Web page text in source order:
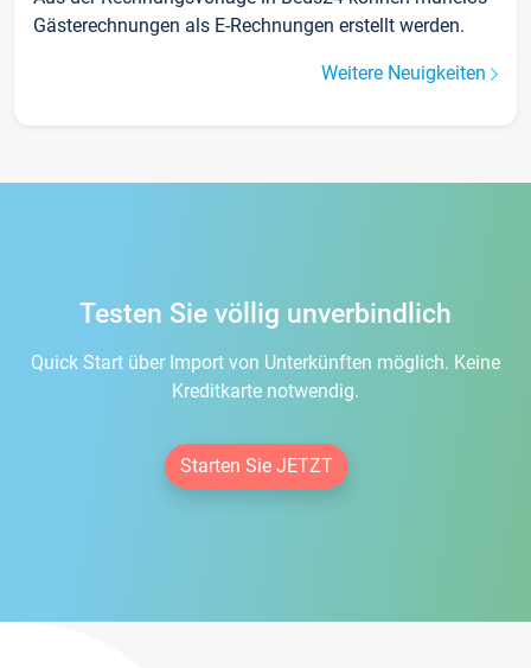
Gästerechnungen als E-Rechnungen erstellt werden.
Weitere Neuigkeiten
Testen Sie völlig unverbindlich
Quick Start über Import von Unterkünften möglich. Keine
Kreditkarte notwendig.
Starten Sie JETZT